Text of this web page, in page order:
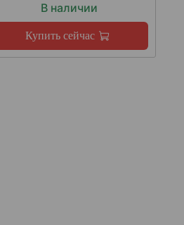
В наличии
Купить сейчас